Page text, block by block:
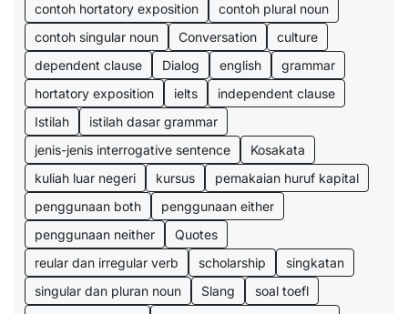
contoh hortatory exposition
contoh plural noun
contoh singular noun
Conversation
culture
dependent clause
Dialog english
grammar
hortatory exposition
ielts
independent clause
Istilah
istilah dasar grammar
jenis-jenis interrogative sentence
Kosakata
kuliah luar negeri
kursus
pemakaian huruf kapital
penggunaan both
penggunaan either
penggunaan neither
Quotes
reular dan irregular verb
scholarship
singkatan
singular dan pluran noun
Slang
soal toefl